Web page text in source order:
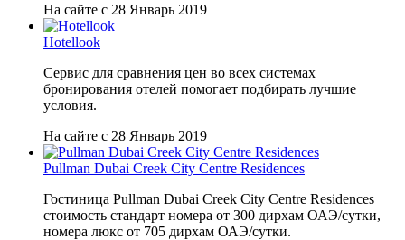
На сайте с 28 Январь 2019
Hotellook
Сервис для сравнения цен во всех системах
бронирования отелей помогает подбирать лучшие
условия.
На сайте с 28 Январь 2019
Pullman Dubai Creek City Centre Residences
Гостиница Pullman Dubai Creek City Centre Residences
стоимость стандарт номера от 300 дирхам ОАЭ/сутки,
номера люкс от 705 дирхам ОАЭ/сутки.